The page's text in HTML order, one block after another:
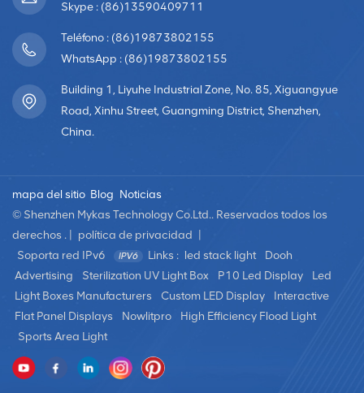
Skype : (86)13590409711
Teléfono : (86)19873802155
WhatsApp : (86)19873802155
Building 1, Liyuhe Industrial Zone, No. 85, Xiguangyue
Road, Xinhu Street, Guangming District, Shenzhen,
China.
mapa del sitio Blog Noticias
© Shenzhen Mykas Technology Co.Ltd.. Reservados todos los
derechos . |
política de privacidad
Soporta red IPv6
Links : led stack light
Dooh
Advertising
Sterilization UV Light Box P10 Led Display
Led
Light Boxes Manufacturers
Custom LED Display
Interactive
Flat Panel Displays
Nowlitpro
High Efficiency Flood Light
Sports Area Light